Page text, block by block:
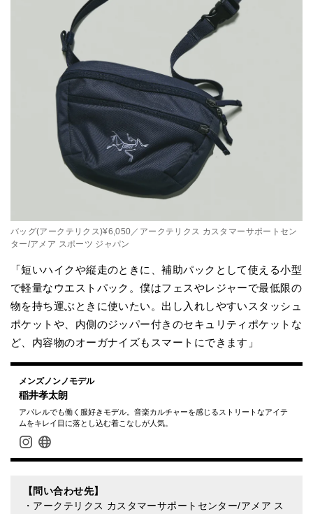
バッグ(アークテリクス)¥6,050／アークテリクス カスタマーサポートセン
ター/アメア スポーツ ジャパン
「短いハイクや縦走のときに、補助パックとして使える小型
で軽量なウエストパック。僕はフェスやレジャーで最低限の
物を持ち運ぶときに使いたい。出し入れしやすいスタッシュ
ポケットや、内側のジッパー付きのセキュリティポケットな
ど、内容物のオーガナイズもスマートにできます」
メンズノンノモデル
稲井孝太朗
アパレルでも働く服好きモデル。音楽カルチャーを感じるストリートなアイテ
ムをキレイ目に落とし込む着こなしが人気。
【問い合わせ先】
・アークテリクス カスタマーサポートセンター/アメア ス